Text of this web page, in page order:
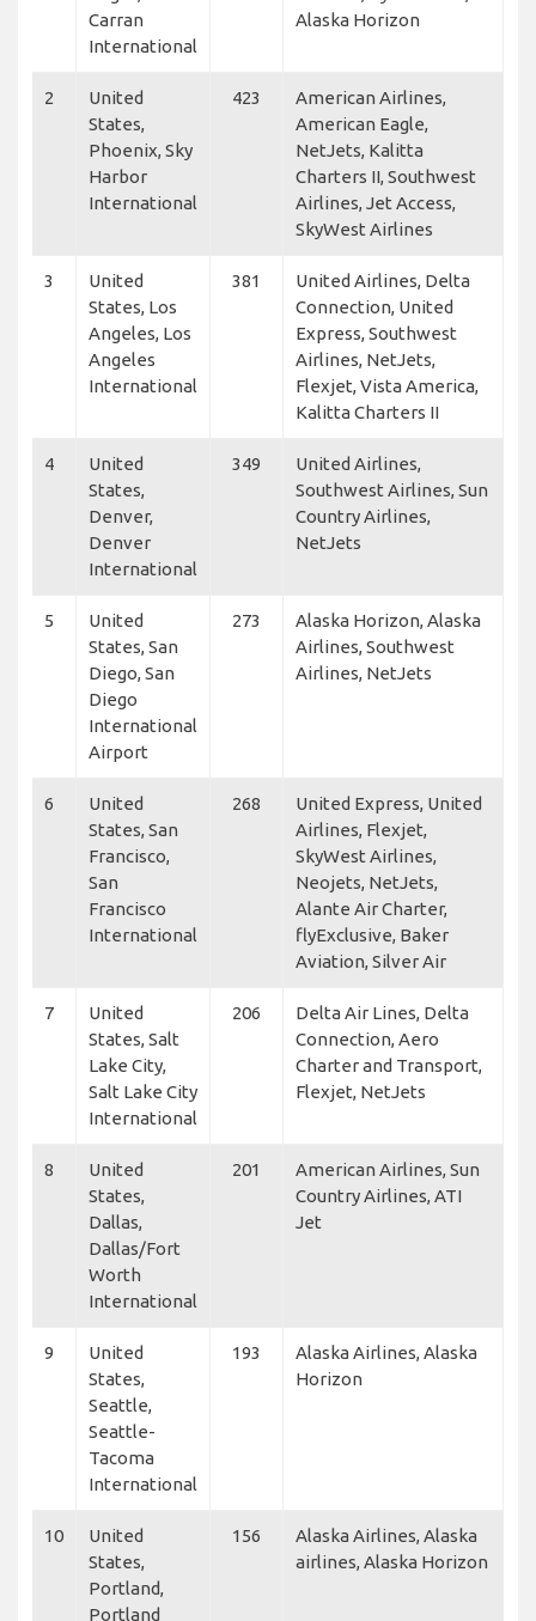
Carran
International
Alaska Horizon
2
United
States,
Phoenix, Sky
Harbor
International
423
American Airlines,
American Eagle,
NetJets, Kalitta
Charters II, Southwest
Airlines, Jet Access,
SkyWest Airlines
3
United
States, Los
Angeles, Los
Angeles
International
381
United Airlines, Delta
Connection, United
Express, Southwest
Airlines, NetJets,
Flexjet, Vista America,
Kalitta Charters II
4
United
States,
Denver,
Denver
International
349
United Airlines,
Southwest Airlines, Sun
Country Airlines,
NetJets
5
United
States, San
Diego, San
Diego
International
Airport
273
Alaska Horizon, Alaska
Airlines, Southwest
Airlines, NetJets
6
United
States, San
Francisco,
San
Francisco
International
268
United Express, United
Airlines, Flexjet,
SkyWest Airlines,
Neojets, NetJets,
Alante Air Charter,
flyExclusive, Baker
Aviation, Silver Air
7
United
States, Salt
Lake City,
Salt Lake City
International
206
Delta Air Lines, Delta
Connection, Aero
Charter and Transport,
Flexjet, NetJets
8
United
States,
Dallas,
Dallas/Fort
Worth
International
201
American Airlines, Sun
Country Airlines, ATI
Jet
9
United
States,
Seattle,
Seattle-
Tacoma
International
193
Alaska Airlines, Alaska
Horizon
10
United
States,
Portland,
Portland
156
Alaska Airlines, Alaska
airlines, Alaska Horizon